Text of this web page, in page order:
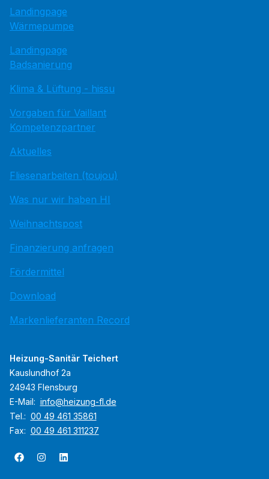
Landingpage
Wärmepumpe
Landingpage
Badsanierung
Klima & Lüftung - hissu
Vorgaben für Vaillant
Kompetenzpartner
Aktuelles
Fliesenarbeiten (toujou)
Was nur wir haben HI
Weihnachtspost
Finanzierung anfragen
Fördermittel
Download
Markenlieferanten Record
Heizung-Sanitär Teichert
Kauslundhof 2a
24943 Flensburg
E-Mail: info@heizung-fl.de
Tel.: 00 49 461 35861
Fax: 00 49 461 311237